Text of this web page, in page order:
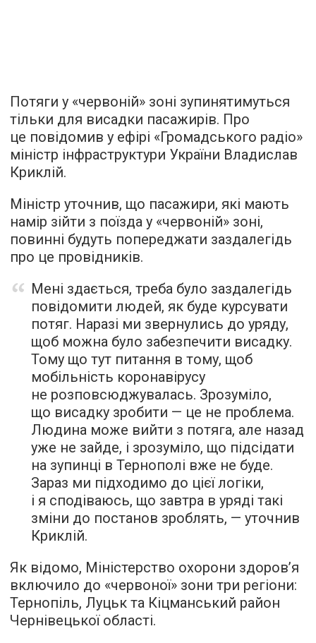
Потяги у «червоній» зоні зупинятимуться
тільки для висадки пасажирів. Про
це повідомив у ефірі «Громадського радіо»
міністр інфраструктури України Владислав
Криклій.
Міністр уточнив, що пасажири, які мають
намір зійти з поїзда у «червоній» зоні,
повинні будуть попереджати заздалегідь
про це провідників.
Мені здається, треба було заздалегідь
повідомити людей, як буде курсувати
потяг. Наразі ми звернулись до уряду,
щоб можна було забезпечити висадку.
Тому що тут питання в тому, щоб
мобільність коронавірусу
не розповсюджувалась. Зрозуміло,
що висадку зробити — це не проблема.
Людина може вийти з потяга, але назад
уже не зайде, і зрозуміло, що підсідати
на зупинці в Тернополі вже не буде.
Зараз ми підходимо до цієї логіки,
і я сподіваюсь, що завтра в уряді такі
зміни до постанов зроблять, — уточнив
Криклій.
Як відомо, Міністерство охорони здоров’я
включило до «червоної» зони три регіони:
Тернопіль, Луцьк та Кіцманський район
Чернівецької області.